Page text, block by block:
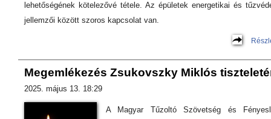
lehetőségének kötelezővé tétele. Az épületek energetikai és
jellemzői között szoros kapcsolat van.
Megemlékezés Zsukovszky Miklós
2025. május 13. 18:29
A Magyar Tűzoltó Szövetség és